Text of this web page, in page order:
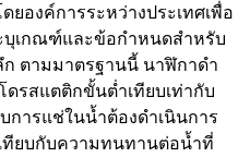
องค์การระหว่างประเทศเพื่อ
บุเกณฑ์และข้อกำหนดสำหรับ
ตามมาตรฐานนี้ นาฬิกาดำ
รสแตติกขั้นต่ำเทียบเท่ากับ
การแช่ในน้ำต้องดำเนินการ
ทียบกับความทนทานต่อน้ำที่